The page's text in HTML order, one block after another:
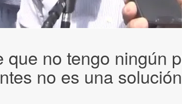
que no tengo ningún
no es una